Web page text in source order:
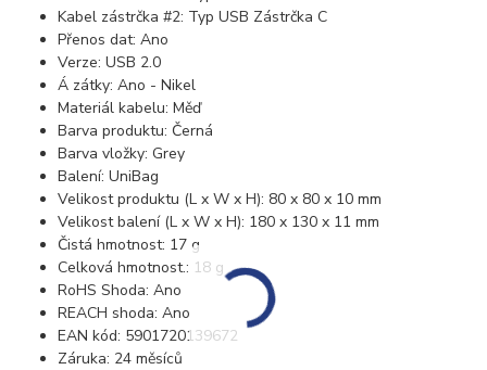
Kabel zástrčka #2: Typ USB Zástrčka C
Přenos dat: Ano
Verze: USB 2.0
Á zátky: Ano - Nikel
Materiál kabelu: Měď
Barva produktu: Černá
Barva vložky: Grey
Balení: UniBag
Velikost produktu (L x W x H): 80 x 80 x 10 mm
Velikost balení (L x W x H): 180 x 130 x 11 mm
Čistá hmotnost: 17 g
Celková hmotnost.: 18 g
RoHS Shoda: Ano
REACH shoda: Ano
EAN kód: 5901720139672
Záruka: 24 měsíců